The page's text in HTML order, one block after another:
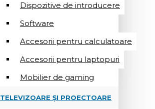
Dispozitive de introducere
Software
Accesorii pentru calculatoare
Accesorii pentru laptopuri
Mobilier de gaming
TELEVIZOARE ȘI PROECTOARE